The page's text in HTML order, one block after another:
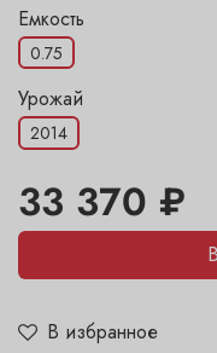
В избранное
Емкость
0.75
Урожай
2014
33 370 ₽